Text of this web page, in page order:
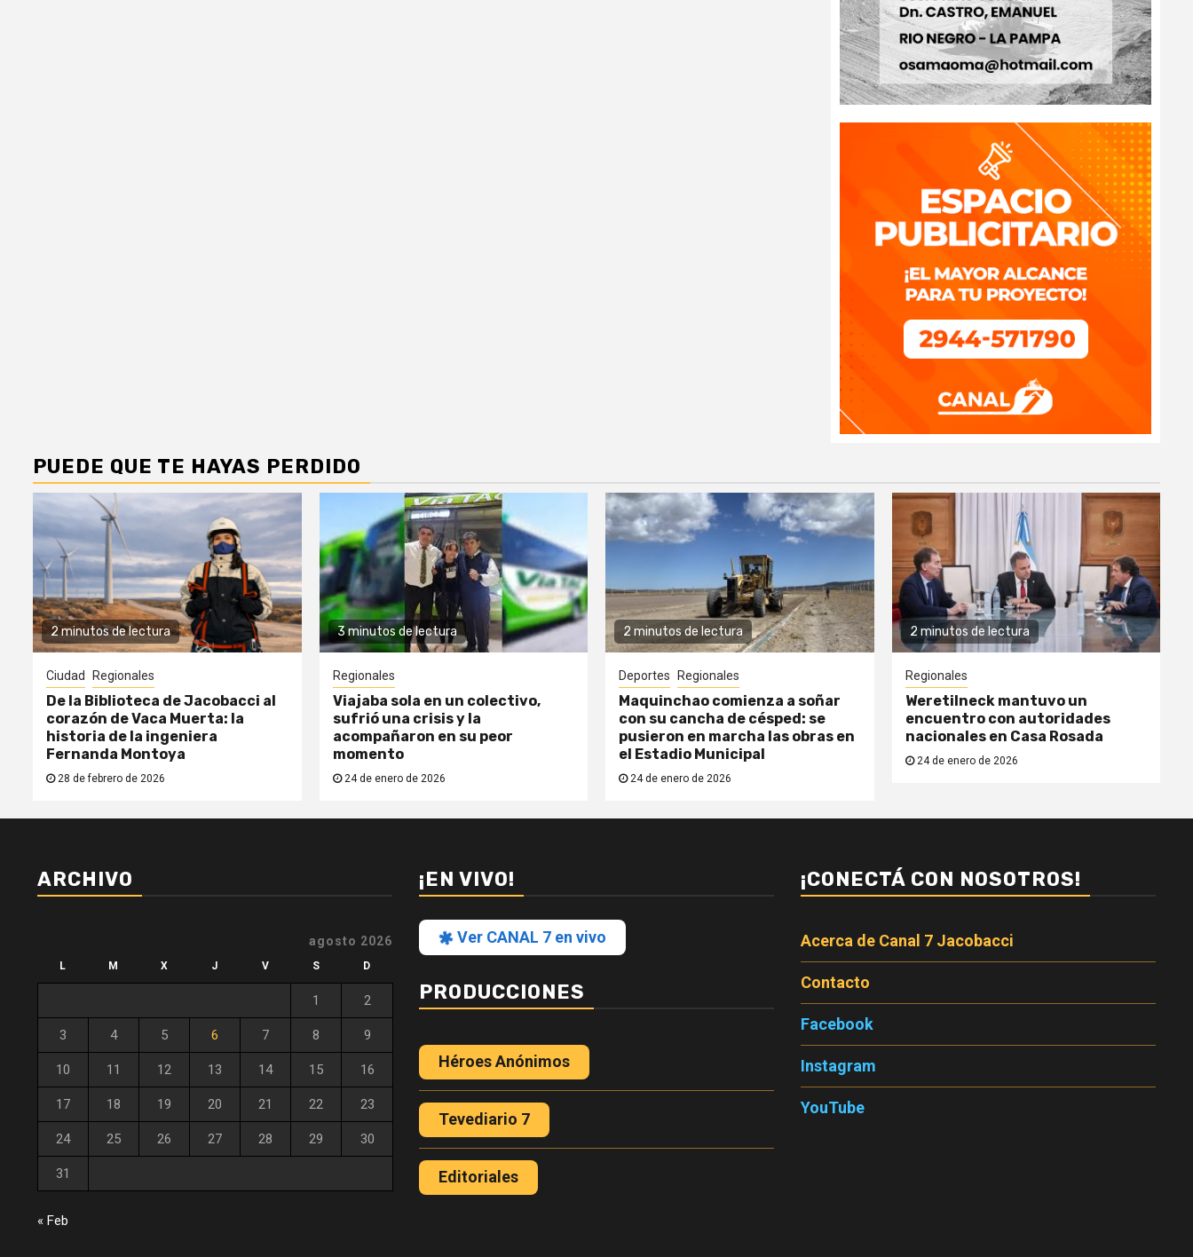
PUEDE QUE TE HAYAS PERDIDO
2 minutos de lectura
Ciudad Regionales
De la Biblioteca de Jacobacci al
corazón de Vaca Muerta: la
historia de la ingeniera
Fernanda Montoya
28 de febrero de 2026
3 minutos de lectura
Regionales
Viajaba sola en un colectivo,
sufrió una crisis y la
acompañaron en su peor
momento
24 de enero de 2026
2 minutos de lectura
Deportes Regionales
Maquinchao comienza a soñar
con su cancha de césped: se
pusieron en marcha las obras en
el Estadio Municipal
24 de enero de 2026
2 minutos de lectura
Regionales
Weretilneck mantuvo un
encuentro con autoridades
nacionales en Casa Rosada
24 de enero de 2026
ARCHIVO
agosto 2026
L M X J V S D
1 2
3 4 5 6 7 8 9
10 11 12 13 14 15 16
17 18 19 20 21 22 23
24 25 26 27 28 29 30
31
« Feb
¡EN VIVO!
Ver CANAL 7 en vivo
PRODUCCIONES
Héroes Anónimos
Tevediario 7
Editoriales
¡CONECTÁ CON NOSOTROS!
Acerca de Canal 7 Jacobacci
Contacto
Facebook
Instagram
YouTube